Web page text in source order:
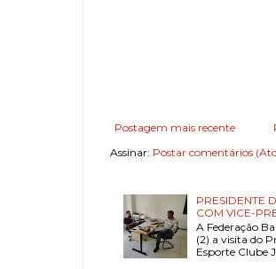
Postagem mais recente
Assinar: Postar comentários
PRESIDENTE
COM VICE-
A Federação
(2) a visita do
Esporte Clube